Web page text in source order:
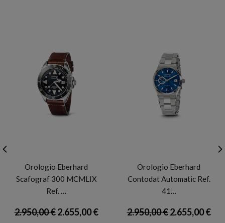
Orologio Eberhard
Scafograf 300 MCMLIX
Ref. …
2.950,00 €2.655,00 €
Orologio Eberhard
Contodat Automatic Ref.
41…
2.950,00 €2.655,00 €